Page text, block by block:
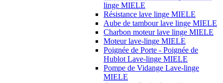
linge MIELE
Résistance lave linge MIELE
Aube de tambour lave linge MIELE
Charbon moteur lave linge MIELE
Moteur lave-linge MIELE
Poignée de Porte - Poignée de
Hublot Lave-linge MIELE
Pompe de Vidange Lave-linge
MIELE